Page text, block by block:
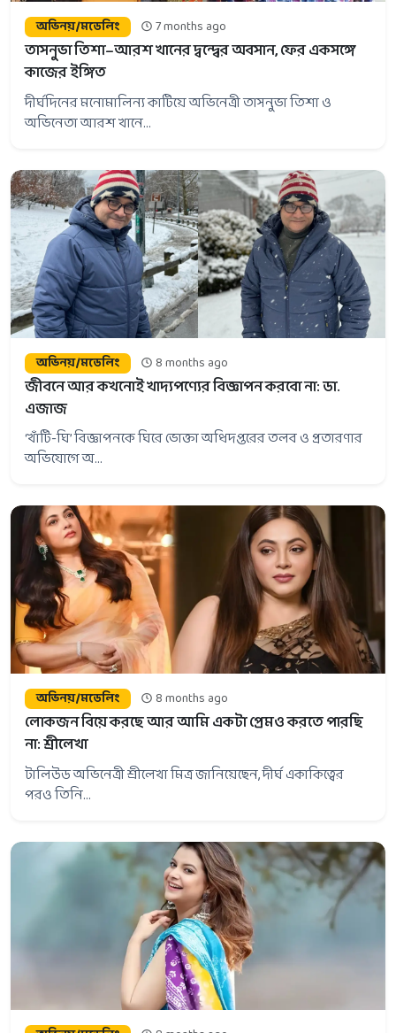
অভিনয়/মডেলিং 7 months ago
তাসনুভা তিশা–আরশ খানের দ্বন্দ্বের অবসান, ফের একসঙ্গে
কাজের ইঙ্গিত
দীর্ঘদিনের মনোমালিন্য কাটিয়ে অভিনেত্রী তাসনুভা তিশা ও
অভিনেতা আরশ খানে...
অভিনয়/মডেলিং 8 months ago
জীবনে আর কখনোই খাদ্যপণ্যের বিজ্ঞাপন করবো না: ডা.
এজাজ
‘খাঁটি-ঘি’ বিজ্ঞাপনকে ঘিরে ভোক্তা অধিদপ্তরের তলব ও প্রতারণার
অভিযোগে অ...
অভিনয়/মডেলিং 8 months ago
লোকজন বিয়ে করছে আর আমি একটা প্রেমও করতে পারছি
না: শ্রীলেখা
টালিউড অভিনেত্রী শ্রীলেখা মিত্র জানিয়েছেন, দীর্ঘ একাকিত্বের
পরও তিনি...